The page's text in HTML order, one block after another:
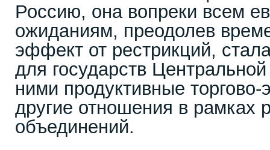
Россию, она вопреки всем
ожиданиям, преодолев
эффект от рестрикций,
для государств
ними продуктивные торгово-
другие отношения в рамках
объединений.